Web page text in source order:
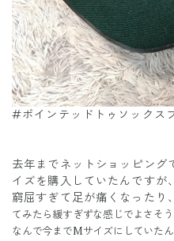
#ポインテッドトゥソックス
去年までネットショッピング
イズを購入していたんですが
窮屈すぎて足が痛くなったり
てみたら緩すぎずな感じでよさそ
なんで今までMサイズにしていた